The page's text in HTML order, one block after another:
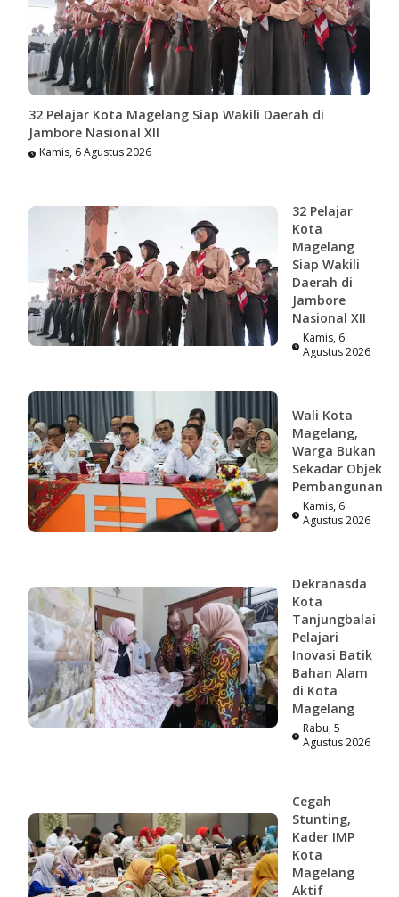
32 Pelajar Kota Magelang Siap Wakili Daerah di
Jambore Nasional XII
Kamis, 6 Agustus 2026
32 Pelajar
Kota
Magelang
Siap Wakili
Daerah di
Jambore
Nasional XII
Kamis, 6
Agustus 2026
Wali Kota
Magelang,
Warga Bukan
Sekadar Objek
Pembangunan
Kamis, 6
Agustus 2026
Dekranasda
Kota
Tanjungbalai
Pelajari
Inovasi Batik
Bahan Alam
di Kota
Magelang
Rabu, 5
Agustus 2026
Cegah
Stunting,
Kader IMP
Kota
Magelang
Aktif